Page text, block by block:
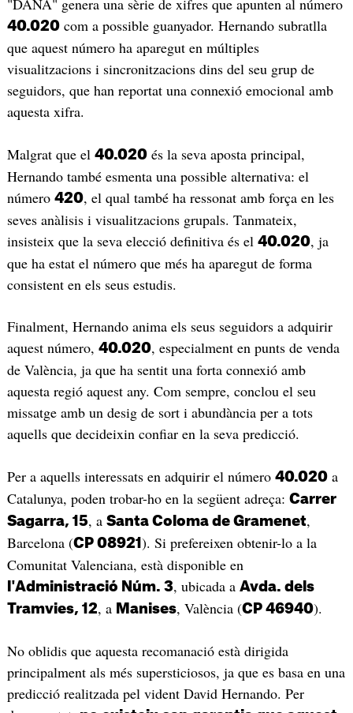
"DANA" genera una sèrie de xifres que apunten al número
40.020com a possible guanyador. Hernando subratlla
que aquest número ha aparegut en múltiples
visualitzacions i sincronitzacions dins del seu grup de
seguidors, que han reportat una connexió emocional amb
aquesta xifra.
Malgrat que el 40.020és la seva aposta principal,
Hernando també esmenta una possible alternativa: el
número 420, el qual també ha ressonat amb força en les
seves anàlisis i visualitzacions grupals. Tanmateix,
insisteix que la seva elecció definitiva és el 40.020, ja
que ha estat el número que més ha aparegut de forma
consistent en els seus estudis.
Finalment, Hernando anima els seus seguidors a adquirir
aquest número, 40.020, especialment en punts de venda
de València, ja que ha sentit una forta connexió amb
aquesta regió aquest any. Com sempre, conclou el seu
missatge amb un desig de sort i abundància per a tots
aquells que decideixin confiar en la seva predicció.
Per a aquells interessats en adquirir el número 40.020a
Catalunya, poden trobar-ho en la següent adreça: Carrer
Sagarra, 15, a Santa Coloma de Gramenet,
Barcelona (CP 08921 ). Si prefereixen obtenir-lo a la
Comunitat Valenciana, està disponible en
l'Administració Núm. 3, ubicada a Avda. dels
Tramvies, 12, a Manises, València (CP 46940).
No oblidis que aquesta recomanació està dirigida
principalment als més supersticiosos, ja que es basa en una
predicció realitzada pel vident David Hernando. Per